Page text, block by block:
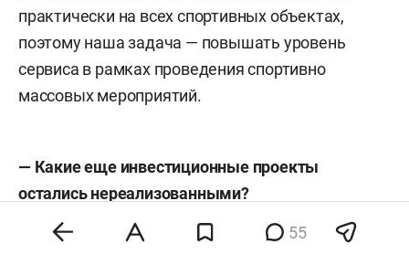
практически на всех спортивных объектах,
поэтому наша задача — повышать уровень
сервиса в рамках проведения спортивно
массовых мероприятий.
— Какие еще инвестиционные проекты
остались нереализованными?
— На южной трибуне нужно открыть спорт-бар.
55